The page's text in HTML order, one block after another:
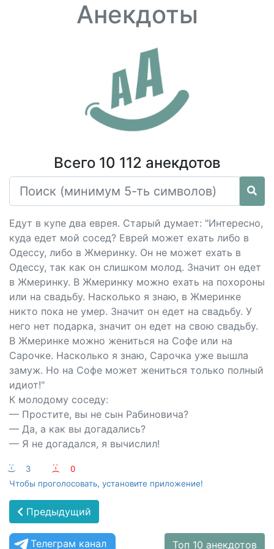
Анекдоты
Всего 10 112 анекдотов
Едут в купе два еврея. Старый думает: "Интересно,
куда едет мой сосед? Еврей может ехать либо в
Одессу, либо в Жмеринку. Он не может ехать в
Одессу, так как он слишком молод. Значит он едет
в Жмеринку. В Жмеринку можно ехать на похороны
или на свадьбу. Насколько я знаю, в Жмеринке
никто пока не умер. Значит он едет на свадьбу. У
него нет подарка, значит он едет на свою свадьбу.
В Жмеринке можно жениться на Софе или на
Сарочке. Насколько я знаю, Сарочка уже вышла
замуж. Но на Софе может жениться только полный
идиот!"
К молодому соседу:
— Простите, вы не сын Рабиновича?
— Да, а как вы догадались?
— Я не догадался, я вычислил!
:-) 3 :-(
0
Чтобы проголосовать, установите приложение!
Предыдущий
Телеграм канал Топ 10 анекдотов